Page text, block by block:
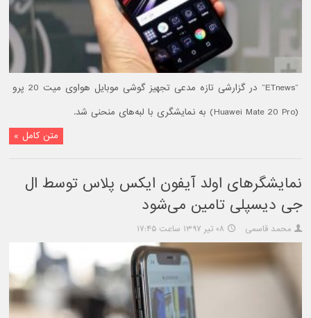
“ETnews” در گزارشی تازه مدعی تجهیز گوشی موبایل هواوی میت 20 پرو
(Huawei Mate 20 Pro) به نمایشگری با لبه‌های منحنی شد.
متن کامل »
نمایشگرهای اولد آیفون ایکس پلاس توسط ال
جی دیسپلی تامین می‌شود
محمد قاسمی ۰۸ تیر ۱۳۹۷ ساعت ۱۷:۴۵